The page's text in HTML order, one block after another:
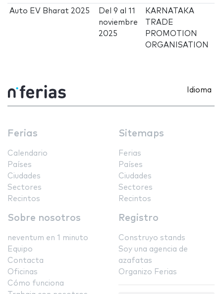
Auto EV Bharat 2025 Del9 al11
noviembre
2025
KARNATAKA
TRADE
PROMOTION
ORGANISATION
Idioma
Ferias
Calendario
Países
Ciudades
Sectores
Recintos
Sitemaps
Ferias
Países
Ciudades
Sectores
Recintos
Sobre nosotros
neventum en 1 minuto
Equipo
Contacta
Oficinas
Cómo funciona
Registro
Construyo stands
Soy una agencia de
azafatas
Organizo Ferias